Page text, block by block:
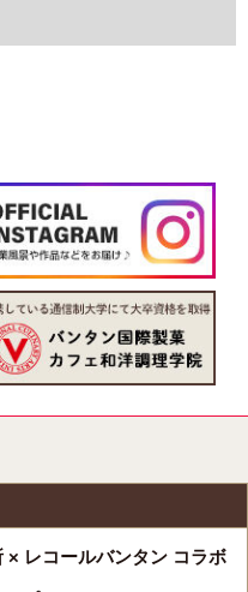
× レコールバンタン コラボ